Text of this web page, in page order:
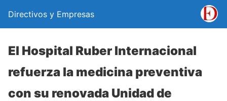
Directivos y Empresas
El Hospital Ruber Internacional
refuerza la medicina preventiva
con su renovada Unidad de